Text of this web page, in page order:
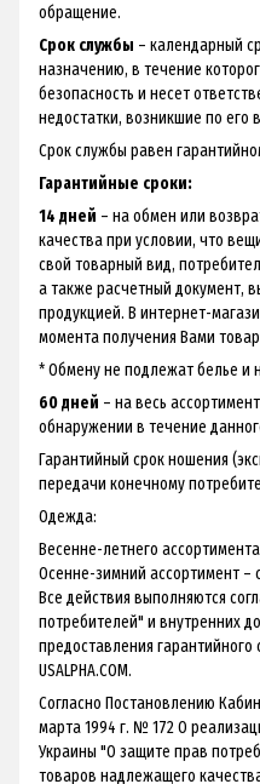
обращение.
Срок службы – календарный
назначению, в течение
безопасность и несет
недостатки, возникшие по его
Срок службы равен
Гарантийные сроки:
14 дней – на обмен или
качества при условии, что
свой товарный вид,
а также расчетный документ,
продукцией. В интернет-
момента получения Вами
* Обмену не подлежат белье и
60 дней – на весь
обнаружении в течение
Гарантийный срок ношения
передачи конечному
Одежда:
Весенне-летнего
Осенне-зимний ассортимент –
Все действия выполняются
потребителей" и внутренних
предоставления
USALPHA.COM.
Согласно Постановлению
марта 1994 г. № 172 О
Украины "О защите прав
товаров надлежащего